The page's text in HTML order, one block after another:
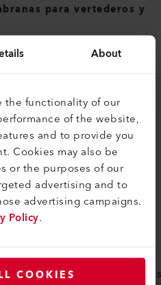
About
the functionality of our
of the website,
and to provide you
Cookies may also be
or the purposes of our
advertising and to
advertising campaigns.
Policy.
COOKIES
para vertederos y
de embalses y canales
Fácil de ajustar
DE LA MÁQUINA